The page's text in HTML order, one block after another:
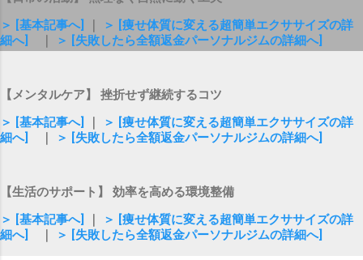
＞ [基本記事へ]
＞ [痩せ体質に変える超簡単エクササイズの詳
細へ]
＞ [失敗したら全額返金パーソナルジムの詳細へ]
【メンタルケア】 挫折せず継続するコツ
＞ [基本記事へ]
＞ [痩せ体質に変える超簡単エクササイズの詳
細へ]
＞ [失敗したら全額返金パーソナルジムの詳細へ]
【生活のサポート】 効率を高める環境整備
＞ [基本記事へ]
＞ [痩せ体質に変える超簡単エクササイズの詳
細へ]
＞ [失敗したら全額返金パーソナルジムの詳細へ]